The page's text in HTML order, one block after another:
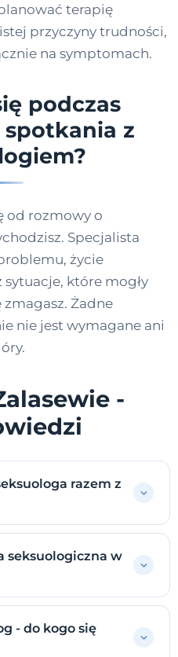
terapię
przyczyny trudności,
na symptomach.
podczas
z
od rozmowy o
Specjalista
życie
które mogły
zmagasz. Żadne
nie jest wymagane ani
-
razem z
seksuologiczna w
- do kogo się